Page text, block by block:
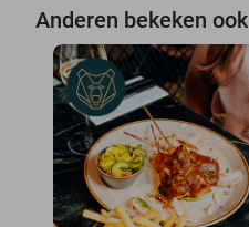
Anderen bekeken ook